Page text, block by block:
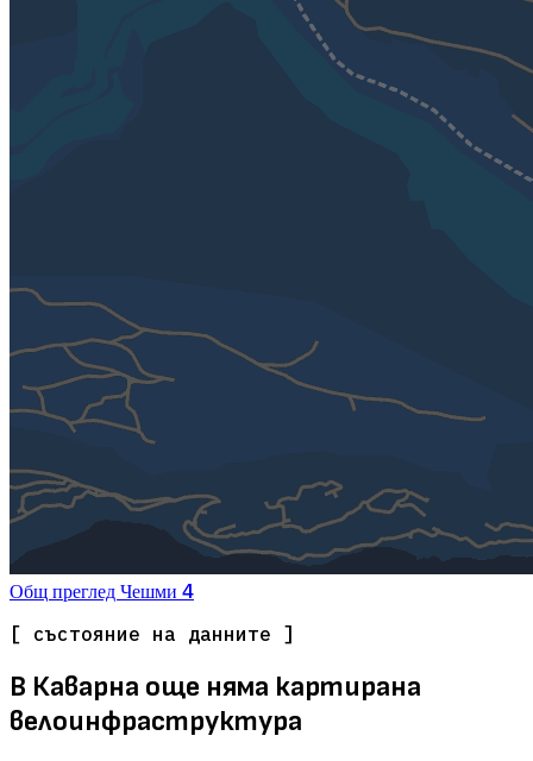
Общ преглед Чешми 4
[ състояние на данните ]
В Каварна още няма картирана
велоинфраструктура